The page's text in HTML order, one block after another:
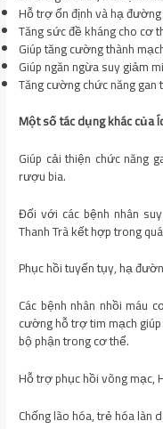
Hỗ trợ ổn định và hạ
Tăng sức đề kháng cho cơ
Giúp tăng cường thành
Giúp ngăn ngừa suy giảm
Tăng cường chức năng
Một số tác dụng khác của
Giúp cải thiện chức năng
rượu bia.
Đối với các bệnh nhân
Thanh Trà kết hợp trong
Phục hồi tuyến tụy, hạ
Các bệnh nhân nhồi máu
cường hỗ trợ tim mạch
bộ phận trong cơ thể.
Hỗ trợ phục hồi võng mạc,
Chống lão hóa, trẻ hóa làn